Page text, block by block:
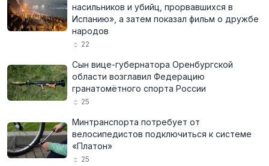
насильников и убийц, прорвавшихся в
Испанию», а затем показал фильм о дружбе
народов
22
Сын вице-губернатора Оренбургской
области возглавил Федерацию
гранатомётного спорта России
25
Минтранспорта потребует от
велосипедистов подключиться к системе
«Платон»
25